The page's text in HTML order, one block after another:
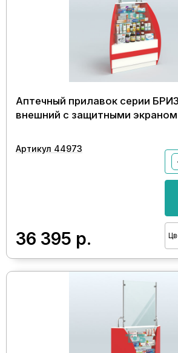
Аптечный прилавок серии
внешний с защитными
Артикул 44973
36 395 р.